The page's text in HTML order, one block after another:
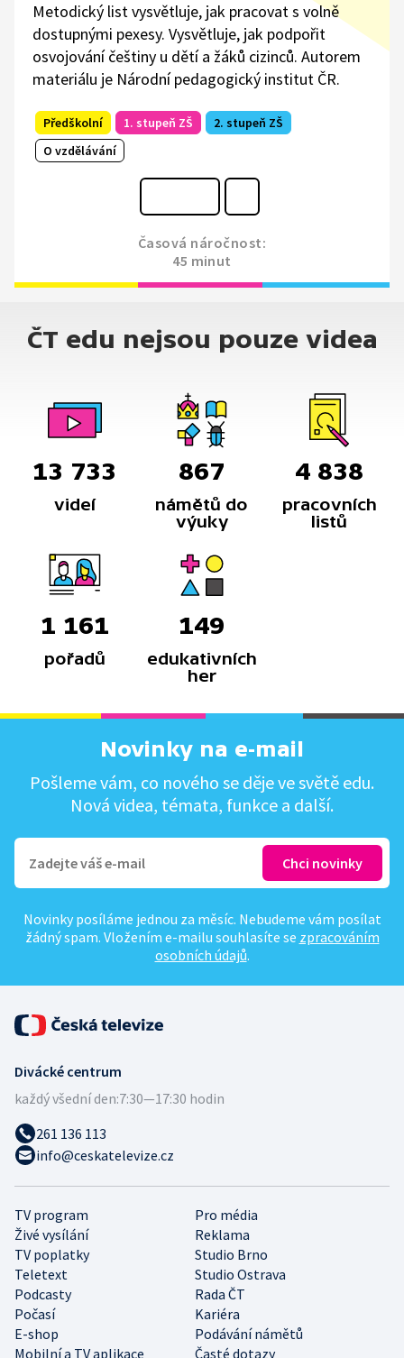
Metodický list vysvětluje, jak pracovat s volně
dostupnými pexesy. Vysvětluje, jak podpořit
osvojování češtiny u dětí a žáků cizinců. Autorem
materiálu je Národní pedagogický institut ČR.
Předškolní 1. stupeň ZŠ
2. stupeň ZŠ
O vzdělávání
Časová náročnost:
45 minut
ČT edu nejsou pouze videa
13 733
videí
867
námětů do
výuky
4 838
pracovních
listů
1 161
pořadů
149
edukativních
her
Novinky na e-mail
Pošleme vám, co nového se děje ve světě edu.
Nová videa, témata, funkce a další.
Novinky posíláme jednou za měsíc. Nebudeme vám posílat
žádný spam. Vložením e-mailu souhlasíte se zpracováním
osobních údajů.